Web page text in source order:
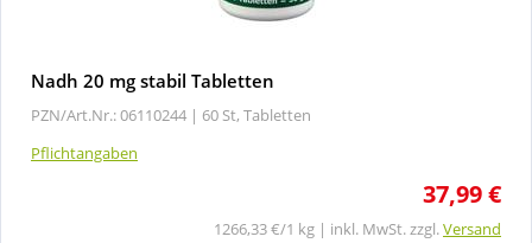
Nadh 20 mg stabil Tabletten
PZN/Art.Nr.: 06110244 | 60 St, Tabletten
Pflichtangaben
37,99 €
1266,33 €/1 kg | inkl. MwSt. zzgl.Versand